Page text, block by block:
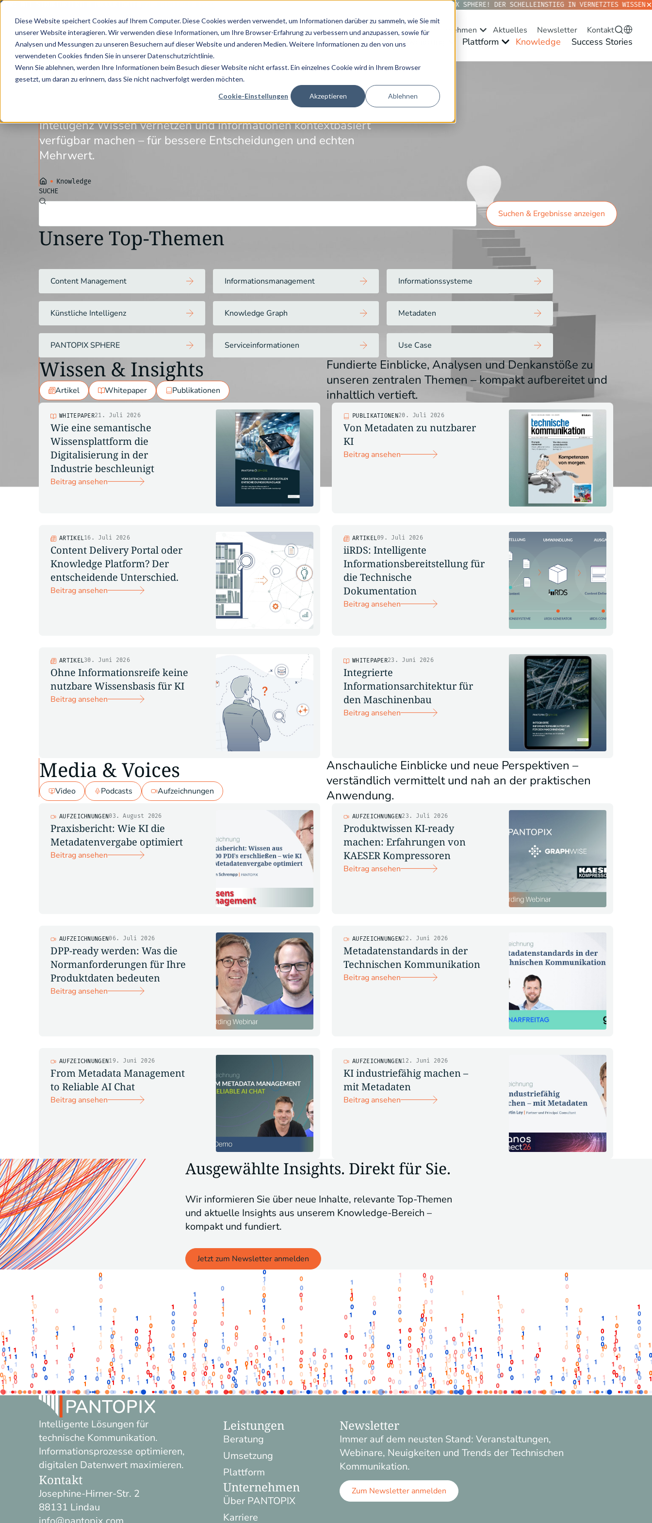
Diese Website speichert Cookies auf Ihrem Computer. Diese Cookies werden verwendet, um Informationen darüber zu sammeln, wie Sie mit
unserer Website interagieren. Wir verwenden diese Informationen, um Ihre Browser-Erfahrung zu verbessern und anzupassen, sowie für
Analysen und Messungen zu unseren Besuchern auf dieser Website und anderen Medien. Weitere Informationen zu den von uns
verwendeten Cookies finden Sie in unserer Datenschutzrichtlinie.
Wenn Sie ablehnen, werden Ihre Informationen beim Besuch dieser Website nicht erfasst. Ein einzelnes Cookie wird in Ihrem Browser
gesetzt, um daran zu erinnern, dass Sie nicht nachverfolgt werden möchten.
Cookie-Einstellungen Akzeptieren Ablehnen
MIT STRUKTURIERTEN PRODUKTDATEN ZUM DIGITALEN PRODUKTPASS - JETZT LESEN! | NEU: DIE GRAPHWISE EDITION VON PANTOPIX SPHERE! DER SCHELLEINSTIEG IN VERNETZTES WISSEN.
Unternehmen Aktuelles Newsletter Kontakt
Beratung Umsetzung Anwendung Plattform Knowledge Success Stories
KNOWLEDGE
Wir teilen unser Wissen
Erleben Sie, wie Knowledge-Graph-Technologie und Künstliche
Intelligenz Wissen vernetzen und Informationen kontextbasiert
verfügbar machen – für bessere Entscheidungen und echten
Mehrwert.
• Knowledge
SUCHE
Suchen & Ergebnisse anzeigen
Unsere Top-Themen
Content Management Informationsmanagement Informationssysteme
Künstliche Intelligenz Knowledge Graph Metadaten
PANTOPIX SPHERE Serviceinformationen Use Case
Wissen & Insights
Artikel Whitepaper Publikationen
Fundierte Einblicke, Analysen und Denkanstöße zu
unseren zentralen Themen – kompakt aufbereitet und
inhaltlich vertieft.
WHITEPAPER21. Juli 2026
Wie eine semantische
Wissensplattform die
Digitalisierung in der
Industrie beschleunigt
Beitrag ansehen
PUBLIKATIONEN20. Juli 2026
Von Metadaten zu nutzbarer
KI
Beitrag ansehen
ARTIKEL16. Juli 2026
Content Delivery Portal oder
Knowledge Platform? Der
entscheidende Unterschied.
Beitrag ansehen
ARTIKEL09. Juli 2026
iiRDS: Intelligente
Informationsbereitstellung für
die Technische
Dokumentation
Beitrag ansehen
ARTIKEL30. Juni 2026
Ohne Informationsreife keine
nutzbare Wissensbasis für KI
Beitrag ansehen
WHITEPAPER23. Juni 2026
Integrierte
Informationsarchitektur für
den Maschinenbau
Beitrag ansehen
Media & Voices
Video Podcasts Aufzeichnungen
Anschauliche Einblicke und neue Perspektiven –
verständlich vermittelt und nah an der praktischen
Anwendung.
AUFZEICHNUNGEN03. August 2026
Praxisbericht: Wie KI die
Metadatenvergabe optimiert
Beitrag ansehen
AUFZEICHNUNGEN23. Juli 2026
Produktwissen KI-ready
machen: Erfahrungen von
KAESER Kompressoren
Beitrag ansehen
AUFZEICHNUNGEN06. Juli 2026
DPP-ready werden: Was die
Normanforderungen für Ihre
Produktdaten bedeuten
Beitrag ansehen
AUFZEICHNUNGEN22. Juni 2026
Metadatenstandards in der
Technischen Kommunikation
Beitrag ansehen
AUFZEICHNUNGEN19. Juni 2026
From Metadata Management
to Reliable AI Chat
Beitrag ansehen
AUFZEICHNUNGEN12. Juni 2026
KI industriefähig machen –
mit Metadaten
Beitrag ansehen
Ausgewählte Insights. Direkt für Sie.
Wir informieren Sie über neue Inhalte, relevante Top-Themen
und aktuelle Insights aus unserem Knowledge-Bereich –
kompakt und fundiert.
Jetzt zum Newsletter anmelden
Intelligente Lösungen für
technische Kommunikation.
Informationsprozesse optimieren,
digitalen Datenwert maximieren.
Kontakt
Josephine-Hirner-Str. 2
88131 Lindau
Leistungen
Beratung
Umsetzung
Plattform
Unternehmen
Über PANTOPIX
Karriere
Newsletter
Immer auf dem neusten Stand: Veranstaltungen,
Webinare, Neuigkeiten und Trends der Technischen
Kommunikation.
Zum Newsletter anmelden